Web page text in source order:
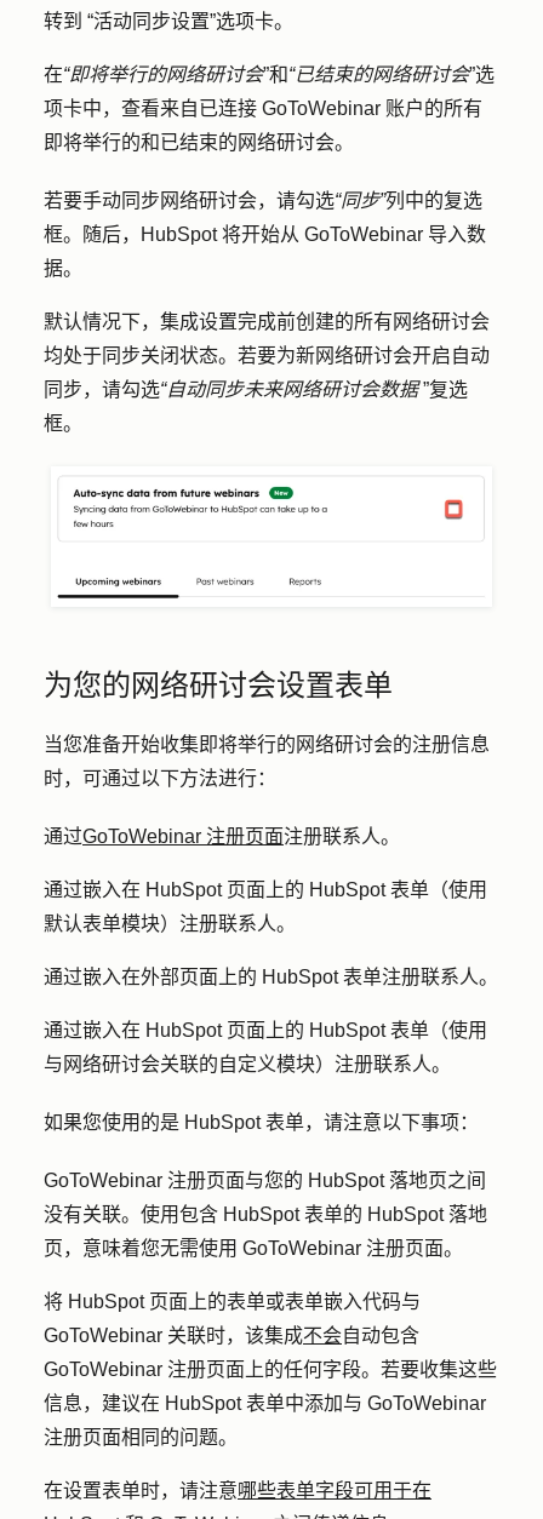
转到 “活动同步设置”选项卡。
在“即将举行的网络研讨会”和“已结束的网络研讨会”选
项卡中，查看来自已连接 GoToWebinar 账户的所有
即将举行的和已结束的网络研讨会。
若要手动同步网络研讨会，请勾选“同步”列中的复选
框。随后，HubSpot 将开始从 GoToWebinar 导入数
据。
默认情况下，集成设置完成前创建的所有网络研讨会
均处于同步关闭状态。若要为新网络研讨会开启自动
同步，请勾选“自动同步未来网络研讨会数据 ”复选
框。
为您的网络研讨会设置表单
当您准备开始收集即将举行的网络研讨会的注册信息
时，可通过以下方法进行：
通过GoToWebinar 注册页面注册联系人。
通过嵌入在 HubSpot 页面上的 HubSpot 表单（使用
默认表单模块）注册联系人。
通过嵌入在外部页面上的 HubSpot 表单注册联系人。
通过嵌入在 HubSpot 页面上的 HubSpot 表单（使用
与网络研讨会关联的自定义模块）注册联系人。
如果您使用的是 HubSpot 表单，请注意以下事项：
GoToWebinar 注册页面与您的 HubSpot 落地页之间
没有关联。使用包含 HubSpot 表单的 HubSpot 落地
页，意味着您无需使用 GoToWebinar 注册页面。
将 HubSpot 页面上的表单或表单嵌入代码与
GoToWebinar 关联时，该集成不会自动包含
GoToWebinar 注册页面上的任何字段。若要收集这些
信息，建议在 HubSpot 表单中添加与 GoToWebinar
注册页面相同的问题。
在设置表单时，请注意哪些表单字段可用于在